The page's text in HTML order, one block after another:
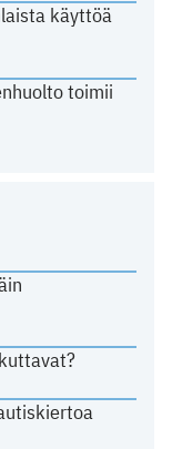
käyttöä
toimii